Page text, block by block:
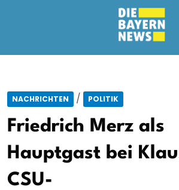
NACHRICHTEN / POLITIK
Friedrich Merz als
Hauptgast bei
CSU-